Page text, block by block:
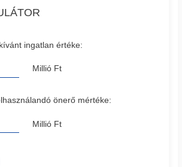
ingatlan értéke:
Millió Ft
önerő mértéke:
Millió Ft